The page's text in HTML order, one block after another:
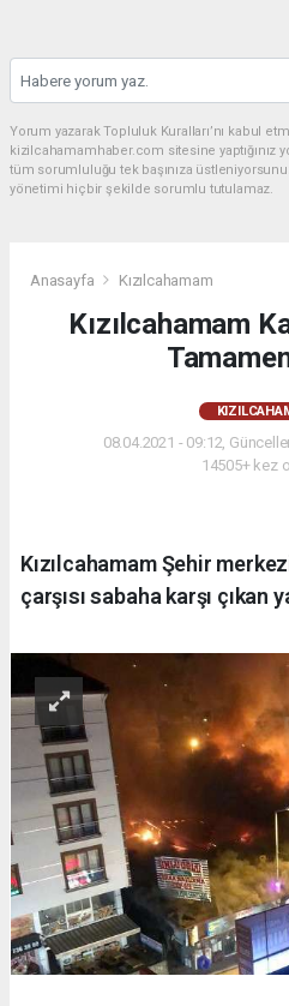
Yorum yazarak Topluluk Kuralları’nı kabul
kizilcahamamhaber.com sitesine yaptığınız
tüm sorumluluğu tek başınıza
yönetimi hiçbir şekilde sorumlu tutulamaz.
Anasayfa Kızılcahamam
Kızılcahamam
08.04.2021 - 09:12,
14505+ kez
Kızılcahamam Şehir
çarşısı sabaha karşı çıkan